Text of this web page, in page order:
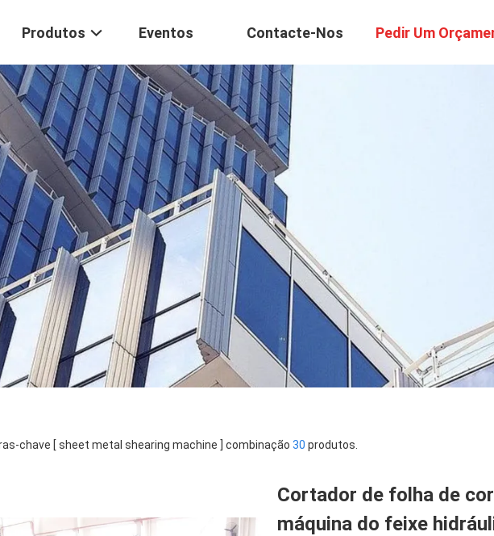
Produtos Eventos Contacte-Nos Pedir Um
chave [ sheet metal shearing machine ] combinação 30 produtos.
Cortador de folha de
máquina do feixe